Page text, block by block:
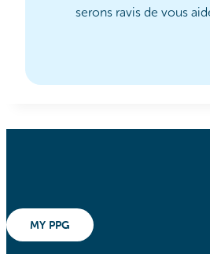
serons ravis de vous
MY PPG